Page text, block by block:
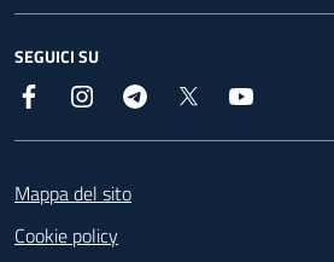
SEGUICI SU
Facebook InstagramTelegram
Mappa del sito
Cookie policy